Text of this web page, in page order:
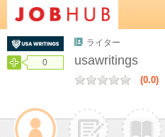
0
ライター
usawritings
(0.0)